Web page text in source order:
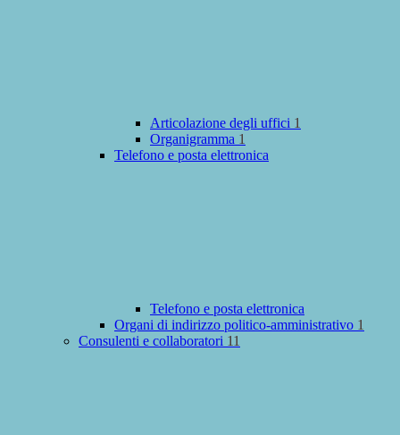
Articolazione degli uffici 1
Organigramma 1
Telefono e posta elettronica
Telefono e posta elettronica
Organi di indirizzo politico-amministrativo 1
Consulenti e collaboratori 11